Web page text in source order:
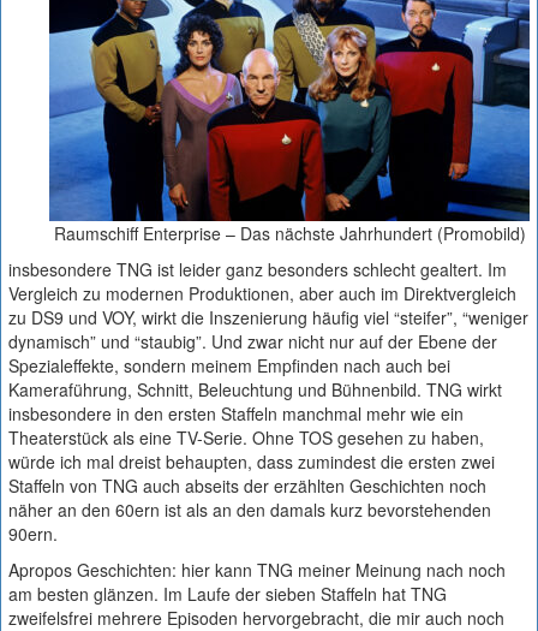
Raumschiff Enterprise – Das nächste Jahrhundert (Promobild)
insbesondere TNG ist leider ganz besonders schlecht gealtert. Im
Vergleich zu modernen Produktionen, aber auch im Direktvergleich
zu DS9 und VOY, wirkt die Inszenierung häufig viel “steifer”, “weniger
dynamisch” und “staubig”. Und zwar nicht nur auf der Ebene der
Spezialeffekte, sondern meinem Empfinden nach auch bei
Kameraführung, Schnitt, Beleuchtung und Bühnenbild. TNG wirkt
insbesondere in den ersten Staffeln manchmal mehr wie ein
Theaterstück als eine TV-Serie. Ohne TOS gesehen zu haben,
würde ich mal dreist behaupten, dass zumindest die ersten zwei
Staffeln von TNG auch abseits der erzählten Geschichten noch
näher an den 60ern ist als an den damals kurz bevorstehenden
90ern.
Apropos Geschichten: hier kann TNG meiner Meinung nach noch
am besten glänzen. Im Laufe der sieben Staffeln hat TNG
zweifelsfrei mehrere Episoden hervorgebracht, die mir auch noch